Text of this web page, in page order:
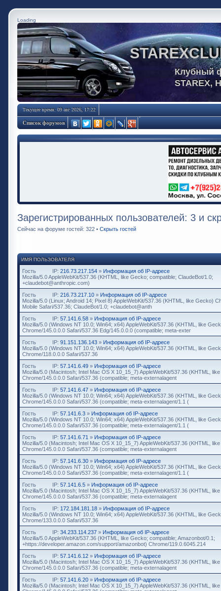
Loading
Клубный
STAREX,
Текущее время: 09 авг 2026, 17:22
Список форумов
Зарегистрированных пользователей: 3 и
Сейчас на форуме гостей: 322 • Скрыть гостей
ИМЯ ПОЛЬЗОВАТЕЛЯ
Гость IP: 216.73.217.154 » Информация об IP-адресе
Mozilla/5.0 AppleWebKit/537.36 (KHTML, like Gecko; compatible; ClaudeBot/1.0;
+claudebot@anthropic.com)
Гость
IP: 216.73.217.10 » Информация об IP-адресе
Mozilla/5.0 (Linux; Android 14; Pixel 8) AppleWebKit/537.36 (KHTML, like Gecko)
Mobile Safari/537.36; ClaudeBot/1.0; +claudebot@anth
Гость
IP: 57.141.6.58 » Информация об IP-адресе
Mozilla/5.0 (Windows NT 10.0; Win64; x64) AppleWebKit/537.36 (KHTML, like
Chrome/145.0.0.0 Safari/537.36 Edg/145.0.0.0 (compatible; meta-exter
Гость
IP: 91.151.136.143 » Информация об IP-адресе
Mozilla/5.0 (Windows NT 10.0; Win64; x64) AppleWebKit/537.36 (KHTML, like
Chrome/118.0.0.0 Safari/537.36
Гость
IP: 57.141.6.49 » Информация об IP-адресе
Mozilla/5.0 (Macintosh; Intel Mac OS X 10_15_7) AppleWebKit/537.36 (KHTML,
Chrome/145.0.0.0 Safari/537.36 (compatible; meta-externalagent
Гость
IP: 57.141.6.47 » Информация об IP-адресе
Mozilla/5.0 (Windows NT 10.0; Win64; x64) AppleWebKit/537.36 (KHTML, like
Chrome/145.0.0.0 Safari/537.36 (compatible; meta-externalagent/1.1 (
Гость
IP: 57.141.6.3 » Информация об IP-адресе
Mozilla/5.0 (Windows NT 10.0; Win64; x64) AppleWebKit/537.36 (KHTML, like
Chrome/145.0.0.0 Safari/537.36 (compatible; meta-externalagent/1.1 (
Гость
IP: 57.141.6.71 » Информация об IP-адресе
Mozilla/5.0 (Macintosh; Intel Mac OS X 10_15_7) AppleWebKit/537.36 (KHTML,
Chrome/145.0.0.0 Safari/537.36 (compatible; meta-externalagent
Гость
IP: 57.141.6.30 » Информация об IP-адресе
Mozilla/5.0 (Windows NT 10.0; Win64; x64) AppleWebKit/537.36 (KHTML, like
Chrome/145.0.0.0 Safari/537.36 (compatible; meta-externalagent/1.1 (
Гость
IP: 57.141.6.5 » Информация об IP-адресе
Mozilla/5.0 (Macintosh; Intel Mac OS X 10_15_7) AppleWebKit/537.36 (KHTML,
Chrome/145.0.0.0 Safari/537.36 (compatible; meta-externalagent
Гость
IP: 172.184.181.18 » Информация об IP-адресе
Mozilla/5.0 (Windows NT 10.0; Win64; x64) AppleWebKit/537.36 (KHTML, like
Chrome/133.0.0.0 Safari/537.36
Гость
IP: 34.233.114.237 » Информация об IP-адресе
Mozilla/5.0 AppleWebKit/537.36 (KHTML, like Gecko; compatible; Amazonbot/0.1;
+https://developer.amazon.com/support/amazonbot) Chrome/119.0.6045.214
Гость
IP: 57.141.6.12 » Информация об IP-адресе
Mozilla/5.0 (Macintosh; Intel Mac OS X 10_15_7) AppleWebKit/537.36 (KHTML,
Chrome/145.0.0.0 Safari/537.36 (compatible; meta-externalagent
Гость
IP: 57.141.6.20 » Информация об IP-адресе
Mozilla/5.0 (Macintosh; Intel Mac OS X 10_15_7) AppleWebKit/537.36 (KHTML,